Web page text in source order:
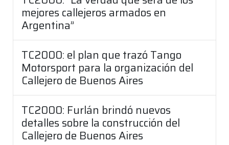
mejores callejeros armados en
Argentina”
TC2000: el plan que trazó Tango
Motorsport para la organización del
Callejero de Buenos Aires
TC2000: Furlán brindó nuevos
detalles sobre la construcción del
Callejero de Buenos Aires